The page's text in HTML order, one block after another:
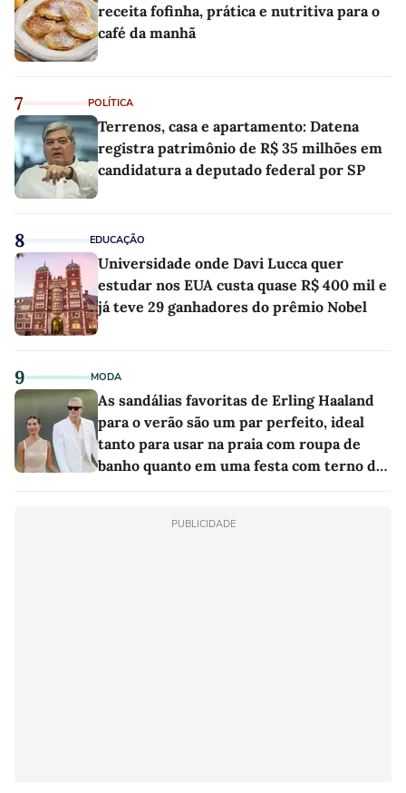
receita fofinha, prática e nutritiva para o
café da manhã
7 POLÍTICA
Terrenos, casa e apartamento: Datena
registra patrimônio de R$ 35 milhões em
candidatura a deputado federal por SP
8 EDUCAÇÃO
Universidade onde Davi Lucca quer
estudar nos EUA custa quase R$ 400 mil e
já teve 29 ganhadores do prêmio Nobel
9 MODA
As sandálias favoritas de Erling Haaland
para o verão são um par perfeito, ideal
tanto para usar na praia com roupa de
banho quanto em uma festa com terno de
PUBLICIDADE